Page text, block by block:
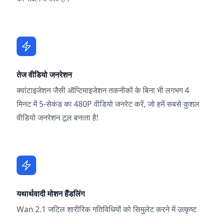
तेज वीडियो जनरेशन
क्वांटाइजेशन जैसी ऑप्टिमाइजेशन तकनीकों के बिना भी लगभग 4
मिनट में 5-सेकंड का 480P वीडियो जनरेट करें, जो हमें सबसे कुशल
वीडियो जनरेशन टूल बनाता है!
यथार्थवादी मोशन हैंडलिंग
Wan 2.1 जटिल शारीरिक गतिविधियों को सिमुलेट करने में उत्कृष्ट